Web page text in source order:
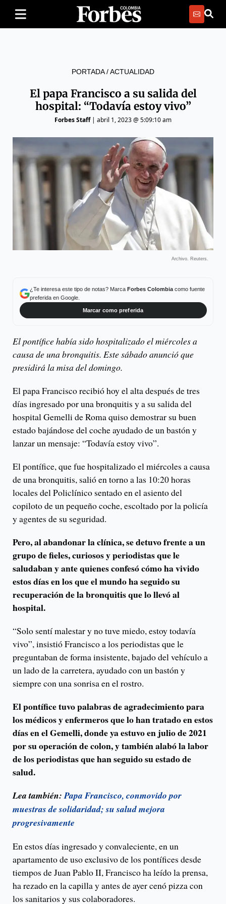
PORTADA/ACTUALIDAD
El papa Francisco a su salida del
hospital: “Todavía estoy vivo”
Forbes Staff| abril 1, 2023 @ 5:09:10 am
Archivo. Reuters.
¿Te interesa este tipo de notas? Marca Forbes Colombiacomo fuente
preferida en Google.
Marcar como preferida
El pontífice había sido hospitalizado el miércoles a
causa de una bronquitis. Este sábado anunció que
presidirá la misa del domingo.
El papa Francisco recibió hoy el alta después de tres
días ingresado por una bronquitis y a su salida del
hospital Gemelli de Roma quiso demostrar su buen
estado bajándose del coche ayudado de un bastón y
lanzar un mensaje: “Todavía estoy vivo”.
El pontífice, que fue hospitalizado el miércoles a causa
de una bronquitis, salió en torno a las 10:20 horas
locales del Policlínico sentado en el asiento del
copiloto de un pequeño coche, escoltado por la policía
y agentes de su seguridad.
Pero, al abandonar la clínica, se detuvo frente a un
grupo de fieles, curiosos y periodistas que le
saludaban y ante quienes confesó cómo ha vivido
estos días en los que el mundo ha seguido su
recuperación de la bronquitis que lo llevó al
hospital.
“Solo sentí malestar y no tuve miedo, estoy todavía
vivo”, insistió Francisco a los periodistas que le
preguntaban de forma insistente, bajado del vehículo a
un lado de la carretera, ayudado con un bastón y
siempre con una sonrisa en el rostro.
El pontífice tuvo palabras de agradecimiento para
los médicos y enfermeros que lo han tratado en estos
días en el Gemelli, donde ya estuvo en julio de 2021
por su operación de colon, y también alabó la labor
de los periodistas que han seguido su estado de
salud.
Lea también:Papa Francisco, conmovido por
muestras de solidaridad; su salud mejora
progresivamente
En estos días ingresado y convaleciente, en un
apartamento de uso exclusivo de los pontífices desde
tiempos de Juan Pablo II, Francisco ha leído la prensa,
ha rezado en la capilla y antes de ayer cenó pizza con
los sanitarios y sus colaboradores.